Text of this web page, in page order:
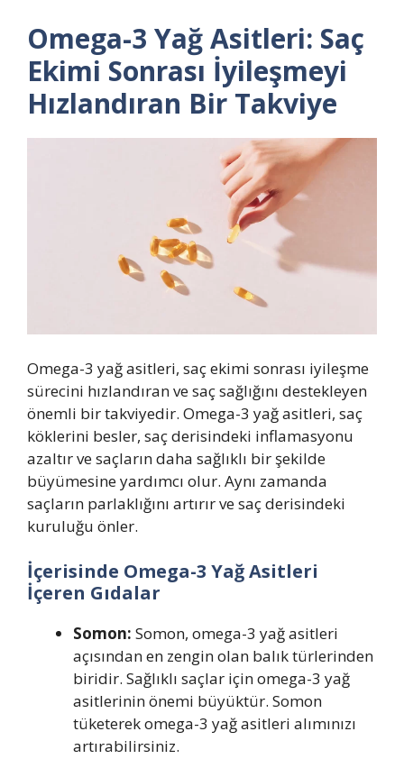
Omega-3 Yağ Asitleri: Saç
Ekimi Sonrası İyileşmeyi
Hızlandıran Bir Takviye
Omega-3 yağ asitleri, saç ekimi sonrası iyileşme
sürecini hızlandıran ve saç sağlığını destekleyen
önemli bir takviyedir. Omega-3 yağ asitleri, saç
köklerini besler, saç derisindeki inflamasyonu
azaltır ve saçların daha sağlıklı bir şekilde
büyümesine yardımcı olur. Aynı zamanda
saçların parlaklığını artırır ve saç derisindeki
kuruluğu önler.
İçerisinde Omega-3 Yağ Asitleri
İçeren Gıdalar
Somon: Somon, omega-3 yağ asitleri
açısından en zengin olan balık türlerinden
biridir. Sağlıklı saçlar için omega-3 yağ
asitlerinin önemi büyüktür. Somon
tüketerek omega-3 yağ asitleri alımınızı
artırabilirsiniz.